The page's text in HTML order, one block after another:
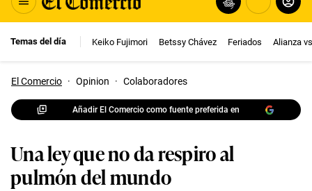
Temas del día Keiko Fujimori Betssy Chávez Feriados Alianza
El Comercio · Opinion · Colaboradores
Añadir El Comercio como fuente preferida en
Una ley que no da respiro al
pulmón del mundo